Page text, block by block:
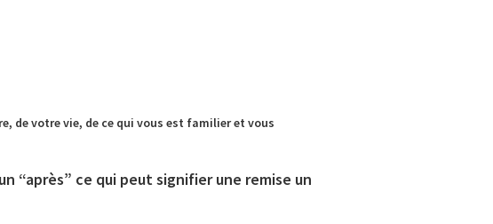
de votre vie, de ce qui vous est familier et vous
“après” ce qui peut signifier une remise un